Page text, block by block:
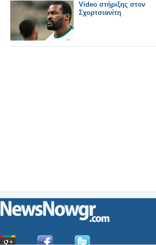
Video στήριξης στον
Σχορτσιανίτη